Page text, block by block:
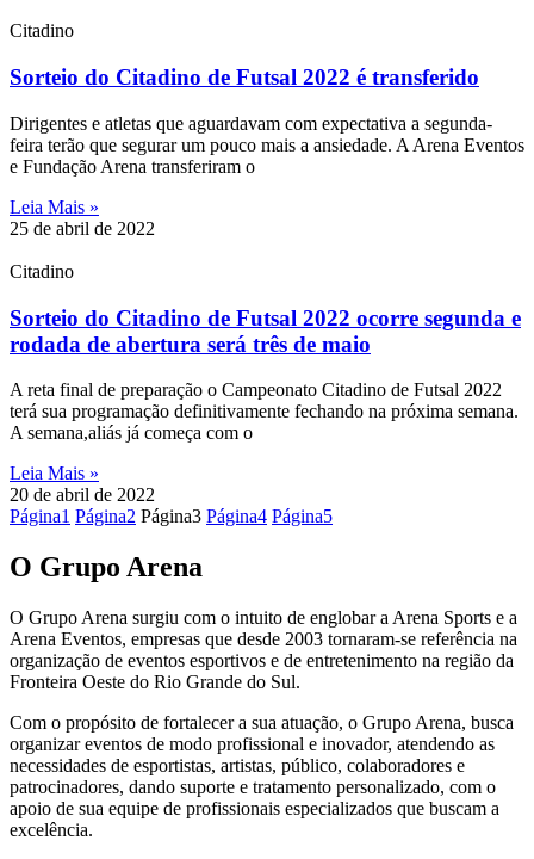
Citadino
Sorteio do Citadino de Futsal 2022 é transferido
Dirigentes e atletas que aguardavam com expectativa a segunda-
feira terão que segurar um pouco mais a ansiedade. A Arena Eventos
e Fundação Arena transferiram o
Leia Mais »
25 de abril de 2022
Citadino
Sorteio do Citadino de Futsal 2022 ocorre segunda e
rodada de abertura será três de maio
A reta final de preparação o Campeonato Citadino de Futsal 2022
terá sua programação definitivamente fechando na próxima semana.
A semana,aliás já começa com o
Leia Mais »
20 de abril de 2022
Página1 Página2 Página3 Página4 Página5
O Grupo Arena
O Grupo Arena surgiu com o intuito de englobar a Arena Sports e a
Arena Eventos, empresas que desde 2003 tornaram-se referência na
organização de eventos esportivos e de entretenimento na região da
Fronteira Oeste do Rio Grande do Sul.
Com o propósito de fortalecer a sua atuação, o Grupo Arena, busca
organizar eventos de modo profissional e inovador, atendendo as
necessidades de esportistas, artistas, público, colaboradores e
patrocinadores, dando suporte e tratamento personalizado, com o
apoio de sua equipe de profissionais especializados que buscam a
excelência.